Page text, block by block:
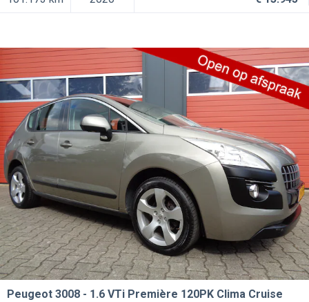
Peugeot 3008
1.6 VTi Première 120PK Clima Cruise